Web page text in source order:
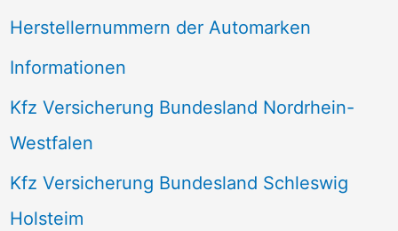
Herstellernummern der Automarken
Informationen
Kfz Versicherung Bundesland Nordrhein-
Westfalen
Kfz Versicherung Bundesland Schleswig
Holsteim